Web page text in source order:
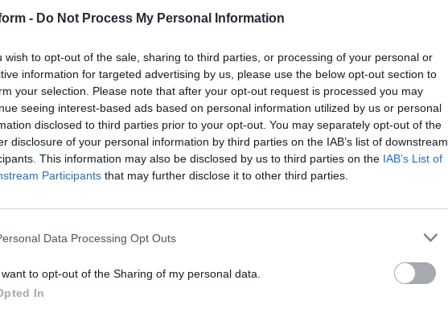
- Do Not Process My Personal Information
wish to opt-out of the sale, sharing to third parties, or processing of your personal or
information for targeted advertising by us, please use the below opt-out section to
your selection. Please note that after your opt-out request is processed you may
seeing interest-based ads based on personal information utilized by us or personal
disclosed to third parties prior to your opt-out. You may separately opt-out of the
disclosure of your personal information by third parties on the IAB’s list of downstream
This information may also be disclosed by us to third parties on the IAB’s List of
Participants that may further disclose it to other third parties.
Data Processing Opt Outs
want to opt-out of the Sharing of my personal data.
In